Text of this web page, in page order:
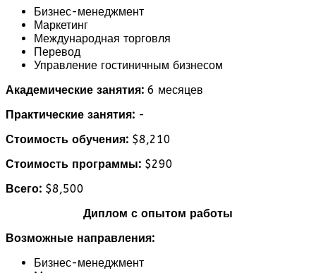
Бизнес-менеджмент
Маркетинг
Международная торговля
Перевод
Управление гостиничным бизнесом
Академические занятия: 6 месяцев
Практические занятия: -
Стоимость обучения: $8,210
Стоимость программы: $290
Всего: $8,500
Диплом с опытом работы
Возможные направления:
Бизнес-менеджмент